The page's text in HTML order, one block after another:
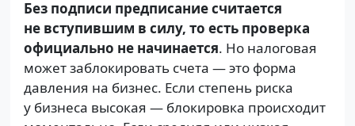
Без подписи предписание считается
не вступившим в силу, то есть проверка
официально не начинается. Но налоговая
может заблокировать счета — это форма
давления на бизнес. Если степень риска
у бизнеса высокая — блокировка происходит